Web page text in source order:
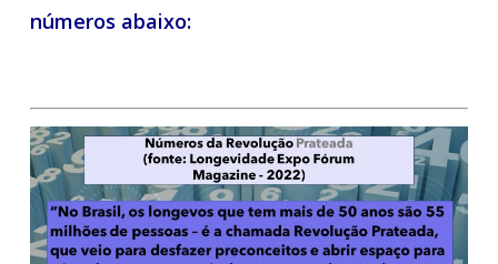
números abaixo: